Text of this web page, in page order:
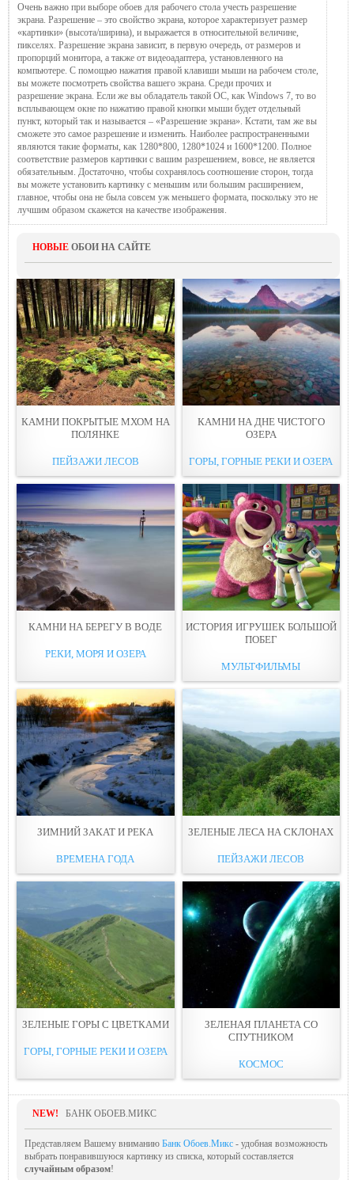
Очень важно при выборе обоев для рабочего стола учесть разрешение
экрана. Разрешение – это свойство экрана, которое характеризует размер
«картинки» (высота/ширина), и выражается в относительной величине,
пикселях. Разрешение экрана зависит, в первую очередь, от размеров и
пропорций монитора, а также от видеоадаптера, установленного на
компьютере. С помощью нажатия правой клавиши мыши на рабочем столе,
вы можете посмотреть свойства вашего экрана. Среди прочих и
разрешение экрана. Если же вы обладатель такой ОС, как Windows 7, то во
всплывающем окне по нажатию правой кнопки мыши будет отдельный
пункт, который так и называется – «Разрешение экрана». Кстати, там же вы
сможете это самое разрешение и изменить. Наиболее распространенными
являются такие форматы, как 1280*800, 1280*1024 и 1600*1200. Полное
соответствие размеров картинки с вашим разрешением, вовсе, не является
обязательным. Достаточно, чтобы сохранялось соотношение сторон, тогда
вы можете установить картинку с меньшим или большим расширением,
главное, чтобы она не была совсем уж меньшего формата, поскольку это не
лучшим образом скажется на качестве изображения.
НОВЫЕ ОБОИ НА САЙТЕ
КАМНИ ПОКРЫТЫЕ МХОМ НА
ПОЛЯНКE
ПЕЙЗАЖИ ЛЕСОВ
КАМНИ НА ДНЕ ЧИСТОГО
ОЗEPA
ГОРЫ, ГОРНЫЕ РЕКИ И ОЗЕРА
КАМНИ НА БЕPЕГУ В ВOДE
РЕКИ, МОРЯ И ОЗЕРА
ИСТОРИЯ ИГРУШЕК БОЛЬШОЙ
ПОБЕГ
МУЛЬТФИЛЬМЫ
ЗИМНИЙ ЗАКАТ И РЕКA
ВРЕМЕНА ГОДА
ЗЕЛЕНЫЕ ЛЕСА НА СКЛОНАX
ПЕЙЗАЖИ ЛЕСОВ
ЗЕЛЕНЫЕ ГОPЫ С ЦВЕТКАМИ
ГОРЫ, ГОРНЫЕ РЕКИ И ОЗЕРА
ЗЕЛЕНAЯ ПЛАНЕТА СО
СПУТНИКОМ
КОСМОС
NEW! БАНК ОБОЕВ.МИКС
Представляем Вашему вниманию Банк Обоев.Микс - удобная возможность
выбрать понравившуюся картинку из списка, который составляется
случайным образом!